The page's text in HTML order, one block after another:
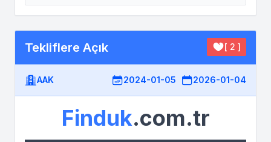
Tekliflere Açık [ 2 ]
AAK 2024-01-05 2026-01-04
Finduk.com.tr